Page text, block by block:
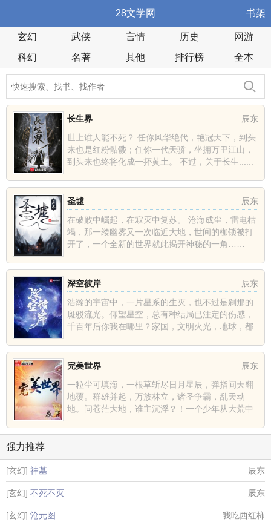
28文学网 书架
玄幻 武侠 言情 历史
网游
科幻
名著 其他 排行榜 全本
辰东
长生界
世上谁人能不死？ 任你风华绝代，艳冠天下，到头
来也是红粉骷髅；任你一代天骄，坐拥万里江山，
到头来也终将化成一抔黄土。 不过，关于长生......
辰东
圣墟
在破败中崛起，在寂灭中复苏。 沧海成尘，雷电枯
竭，那一缕幽雾又一次临近大地，世间的枷锁被打
开了，一个全新的世界就此揭开神秘的一角……
辰东
深空彼岸
浩瀚的宇宙中，一片星系的生灭，也不过是刹那的
斑驳流光。仰望星空，总有种结局已注定的伤感，
千百年后你我在哪里？家国，文明火光，地球，都
辰东
完美世界
一粒尘可填海，一根草斩尽日月星辰，弹指间天翻
地覆。群雄并起，万族林立，诸圣争霸，乱天动
地。问苍茫大地，谁主沉浮？！一个少年从大荒中
强力推荐
[玄幻] 神墓 辰东
[玄幻] 不死不灭 辰东
[玄幻] 沧元图 我吃西红柿